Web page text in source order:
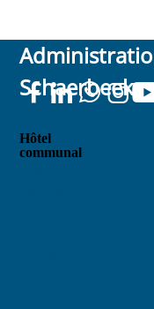
Schaerbeek
Hôtel
communal